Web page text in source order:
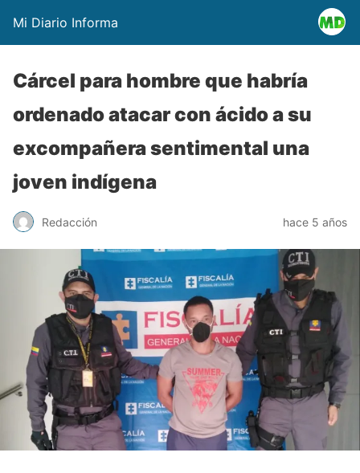
Mi Diario Informa
Cárcel para hombre que habría
ordenado atacar con ácido a su
excompañera sentimental una
joven indígena
Redacción hace 5 años